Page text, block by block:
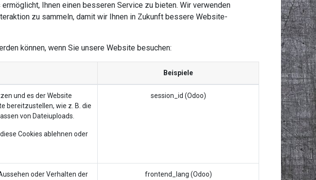
Ihnen einen besseren Service zu bieten. Wir verwenden
zu sammeln, damit wir Ihnen in Zukunft bessere Website-
können, wenn Sie unsere Website besuchen:
Beispiele
und es der Website
bereitzustellen, wie z. B. die
von Dateiuploads.
Cookies ablehnen oder
session_id (Odoo)
oder Verhalten der
frontend_lang (Odoo)